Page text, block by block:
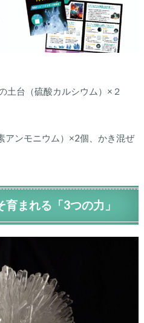
土台（硫酸カルシウム）×２
アンモニウム）×2個、かき混ぜ
まれる「3つの力」